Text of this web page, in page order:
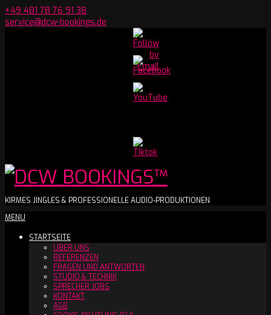
Skip
to
+49 481 78 76 91 38
service@dcw-bookings.de
Youtube
Channel
DCW
BOOKINGS™
KIRMES JINGLES & PROFESSIONELLE AUDIO-PRODUKTIONEN
Secondary
Menu
MENU
STARTSEITE
ÜBER UNS
REFERENZEN
FRAGEN UND ANTWORTEN
STUDIO & TECHNIK
SPRECHER JOBS
KONTAKT
AGB